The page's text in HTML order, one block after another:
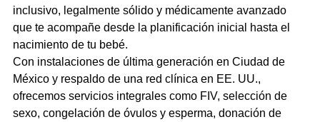
inclusivo, legalmente sólido y médicamente avanzado
que te acompañe desde la planificación inicial hasta el
nacimiento de tu bebé.
Con instalaciones de última generación en Ciudad de
México y respaldo de una red clínica en EE. UU.,
ofrecemos servicios integrales como FIV, selección de
sexo, congelación de óvulos y esperma, donación de